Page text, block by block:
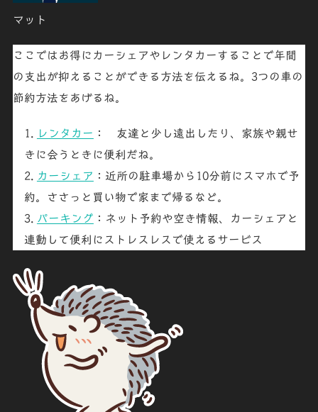
マット
ここではお得にカーシェアやレンタカーすることで年間
の支出が抑えることができる方法を伝えるね。3つの車の
節約方法をあげるね。
レンタカー ： 友達と少し遠出したり、家族や親せ
きに会うときに便利だね。
カーシェア ：近所の駐車場から10分前にスマホで予
約。ささっと買い物で家まで帰るなど。
パーキング ：ネット予約や空き情報、カーシェアと
連動して便利にストレスレスで使えるサービス